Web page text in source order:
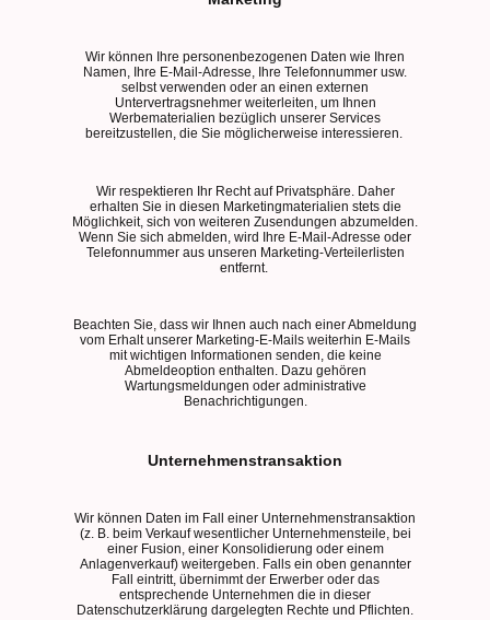
Wir können Ihre personenbezogenen Daten wie Ihren
Namen, Ihre E-Mail-Adresse, Ihre Telefonnummer usw.
selbst verwenden oder an einen externen
Untervertragsnehmer weiterleiten, um Ihnen
Werbematerialien bezüglich unserer Services
bereitzustellen, die Sie möglicherweise interessieren.
Wir respektieren Ihr Recht auf Privatsphäre. Daher
erhalten Sie in diesen Marketingmaterialien stets die
Möglichkeit, sich von weiteren Zusendungen abzumelden.
Wenn Sie sich abmelden, wird Ihre E-Mail-Adresse oder
Telefonnummer aus unseren Marketing-Verteilerlisten
entfernt.
Beachten Sie, dass wir Ihnen auch nach einer Abmeldung
vom Erhalt unserer Marketing-E-Mails weiterhin E-Mails
mit wichtigen Informationen senden, die keine
Abmeldeoption enthalten. Dazu gehören
Wartungsmeldungen oder administrative
Benachrichtigungen.
Unternehmenstransaktion
Wir können Daten im Fall einer Unternehmenstransaktion
(z. B. beim Verkauf wesentlicher Unternehmensteile, bei
einer Fusion, einer Konsolidierung oder einem
Anlagenverkauf) weitergeben. Falls ein oben genannter
Fall eintritt, übernimmt der Erwerber oder das
entsprechende Unternehmen die in dieser
Datenschutzerklärung dargelegten Rechte und Pflichten.